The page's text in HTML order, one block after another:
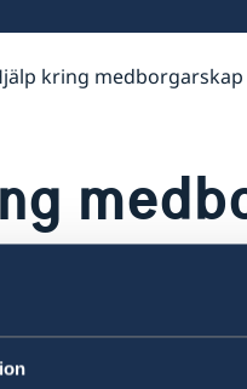
kring medborgarskap
rättsligt förhållande
vid födelsen